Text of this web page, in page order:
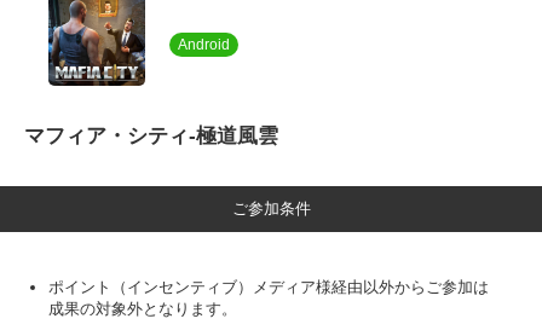
Android
マフィア・シティ-極道風雲
ご参加条件
ポイント（インセンティブ）メディア様経由以外からご参加は
成果の対象外となります。